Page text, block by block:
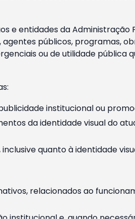
e entidades da Administração
públicos, programas,
ou de utilidade pública
institucional ou
da identidade visual do
quanto à identidade
relacionados ao